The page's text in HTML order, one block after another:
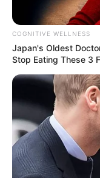
Mil Dicas
COGNITIVE WELLNESS
Japan's Oldest
Stop Eating These 3